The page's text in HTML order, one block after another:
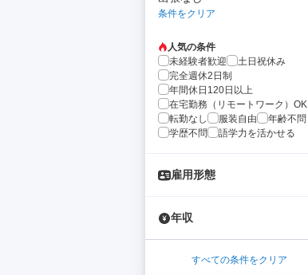
条件をクリア
人気の条件
未経験者歓迎
土日祝休み
完全週休2日制
年間休日120日以上
在宅勤務（リモートワーク）OK
転勤なし
服装自由
年齢不問
学歴不問
語学力を活かせる
雇用形態
年収
すべての条件をクリア